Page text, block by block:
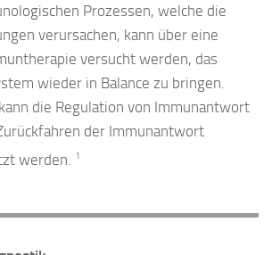
Prozessen, welche die
verursachen, kann über eine
versucht werden, das
wieder in Balance zu bringen.
die Regulation von Immunantwort
der Immunantwort
werden.
1